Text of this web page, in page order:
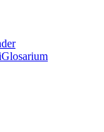
Glosarium